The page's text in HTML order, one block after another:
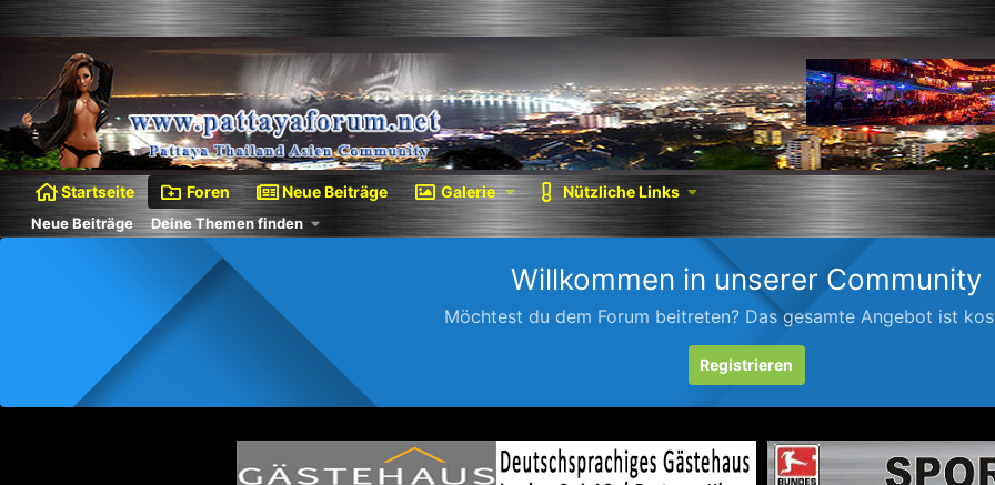
Startseite Foren Neue Beiträge Galerie Nützliche Links
Neue Beiträge Deine Themen finden
Willkommen in unserer Community
Möchtest du dem Forum beitreten? Das gesamte Angebot ist
Registrieren